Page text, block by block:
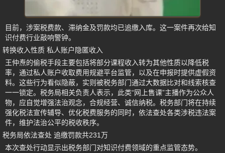
目前，涉案税费款、滞纳金及罚款均已追缴入库。这一案件再次给知
识付费行业敲响警钟。
转换收入性质 私人账户隐匿收入
王仲焘的偷税手段主要包括将部分课程收入转为其他性质以降低税
率，通过私人账户收取费用规避平台监管，以及在申报时提供虚假资
料。这些行为看似隐蔽，实则被税务部门通过大数据比对和线索核查
一一锁定。税务局相关负责人表示，此类“网上售课”主播作为公众人
物，应自觉增强法治观念，合规经营、诚信纳税。税务部门将在持续
强化税法宣传辅导、优化税费服务的同时，依法查处各类涉税违法案
件，维护法治公平的税收秩序。
税务局依法查处 追缴罚款共231万
本次查处行动显示出税务部门对知识付费领域的重点监管态势。